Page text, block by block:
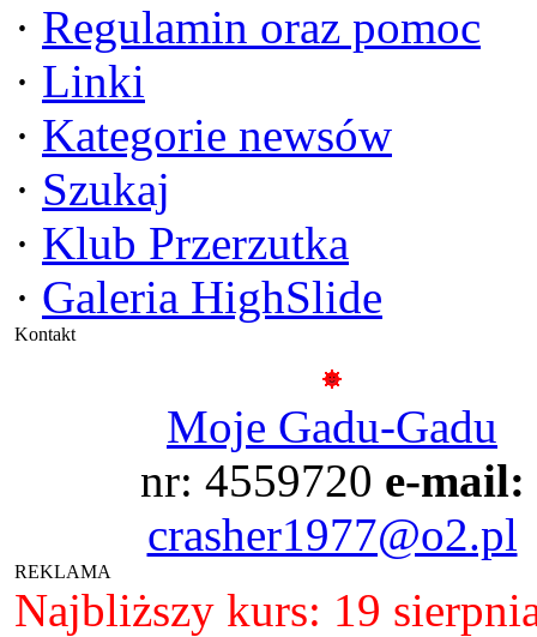
· Regulamin oraz pomoc
· Linki
· Kategorie newsów
· Szukaj
· Klub Przerzutka
· Galeria HighSlide
Kontakt
Moje Gadu-Gadu
nr: 4559720 e-mail:
crasher1977@o2.pl
REKLAMA
Najbliższy kurs: 19